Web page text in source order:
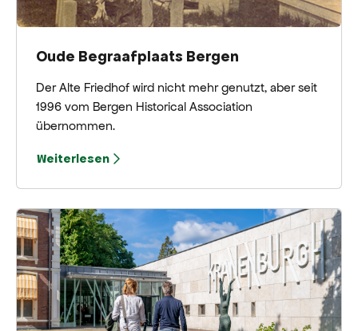
Oude Begraafplaats Bergen
Der Alte Friedhof wird nicht mehr genutzt, aber seit
1996 vom Bergen Historical Association
übernommen.
Weiterlesen